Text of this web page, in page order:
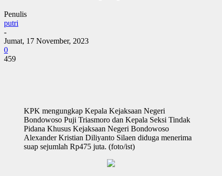
Penulis
putri
-
Jumat, 17 November, 2023
0
459
KPK mengungkap Kepala Kejaksaan Negeri
Bondowoso Puji Triasmoro dan Kepala Seksi Tindak
Pidana Khusus Kejaksaan Negeri Bondowoso
Alexander Kristian Diliyanto Silaen diduga menerima
suap sejumlah Rp475 juta. (foto/ist)